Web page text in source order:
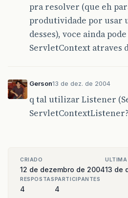
pra resolver (que eh
produtividade por usar
desses), voce ainda
ServletContext atraves
Gerson13 de dez. de 2004
q tal utilizar Listener
ServletContextListener?
CRIADO
12 de dezembro de 2004
ULTIMA
13 de
RESPOSTAS
4
PARTICIPANTES
4